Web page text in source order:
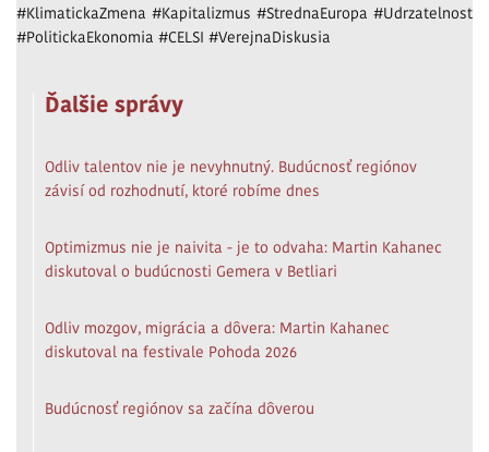
#KlimatickaZmena #Kapitalizmus #StrednaEuropa #Udrzatelnost
#PolitickaEkonomia #CELSI #VerejnaDiskusia
Ďalšie správy
Odliv talentov nie je nevyhnutný. Budúcnosť regiónov
závisí od rozhodnutí, ktoré robíme dnes
Optimizmus nie je naivita - je to odvaha: Martin Kahanec
diskutoval o budúcnosti Gemera v Betliari
Odliv mozgov, migrácia a dôvera: Martin Kahanec
diskutoval na festivale Pohoda 2026
Budúcnosť regiónov sa začína dôverou